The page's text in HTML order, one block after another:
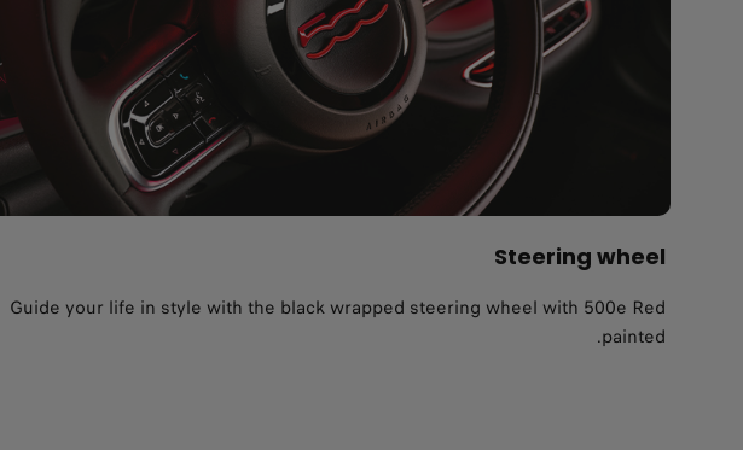
Steering wheel
Guide your life in style with the black wrapped steering wheel with 500e Red
painted.